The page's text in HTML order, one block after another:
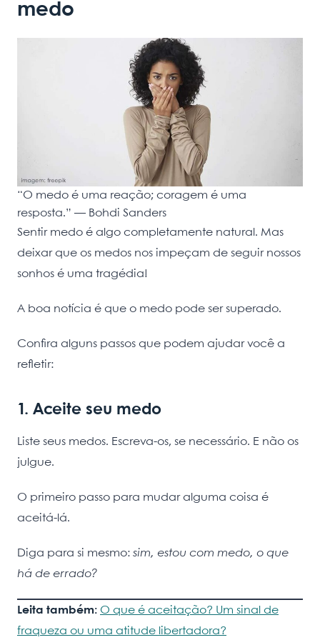
medo
“O medo é uma reação; coragem é uma
resposta.” ― Bohdi Sanders
Sentir medo é algo completamente natural. Mas
deixar que os medos nos impeçam de seguir nossos
sonhos é uma tragédia!
A boa notícia é que o medo pode ser superado.
Confira alguns passos que podem ajudar você a
refletir:
1. Aceite seu medo
Liste seus medos. Escreva-os, se necessário. E não os
julgue.
O primeiro passo para mudar alguma coisa é
aceitá-lá.
Diga para si mesmo: sim, estou com medo, o que
há de errado?
Leita também: O que é aceitação? Um sinal de
fraqueza ou uma atitude libertadora?